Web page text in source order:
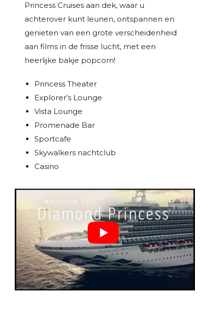
Princess Cruises aan dek, waar u
achterover kunt leunen, ontspannen en
genieten van een grote verscheidenheid
aan films in de frisse lucht, met een
heerlijke bakje popcorn!
Princess Theater
Explorer’s Lounge
Vista Lounge
Promenade Bar
Sportcafe
Skywalkers nachtclub
Casino